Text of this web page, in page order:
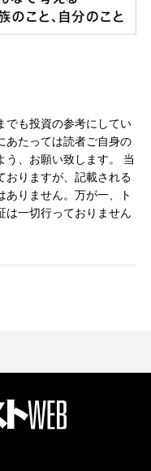
でも投資の参考にしてい
あたっては読者ご自身の
う、お願い致します。 当
おりますが、記載される
ありません。万が一、ト
は一切行っておりません